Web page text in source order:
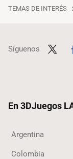
TEMAS DE INTERÉS
Síguenos
En 3DJuegos
Argentina
Colombia